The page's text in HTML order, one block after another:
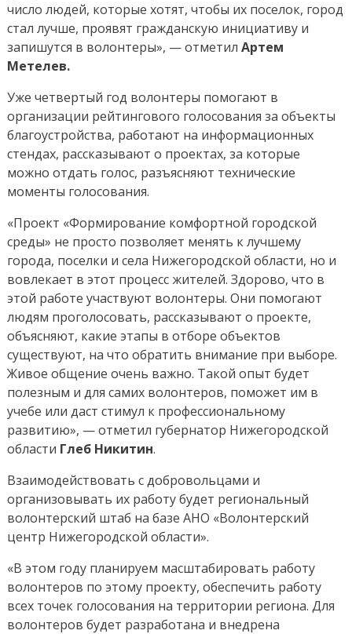
число людей, которые хотят, чтобы их поселок, город
стал лучше, проявят гражданскую инициативу и
запишутся в волонтеры», — отметил Артем
Метелев.
Уже четвертый год волонтеры помогают в
организации рейтингового голосования за объекты
благоустройства, работают на информационных
стендах, рассказывают о проектах, за которые
можно отдать голос, разъясняют технические
моменты голосования.
«Проект «Формирование комфортной городской
среды» не просто позволяет менять к лучшему
города, поселки и села Нижегородской области, но и
вовлекает в этот процесс жителей. Здорово, что в
этой работе участвуют волонтеры. Они помогают
людям проголосовать, рассказывают о проекте,
объясняют, какие этапы в отборе объектов
существуют, на что обратить внимание при выборе.
Живое общение очень важно. Такой опыт будет
полезным и для самих волонтеров, поможет им в
учебе или даст стимул к профессиональному
развитию», — отметил губернатор Нижегородской
области Глеб Никитин.
Взаимодействовать с добровольцами и
организовывать их работу будет региональный
волонтерский штаб на базе АНО «Волонтерский
центр Нижегородской области».
«В этом году планируем масштабировать работу
волонтеров по этому проекту, обеспечить работу
всех точек голосования на территории региона. Для
волонтеров будет разработана и внедрена